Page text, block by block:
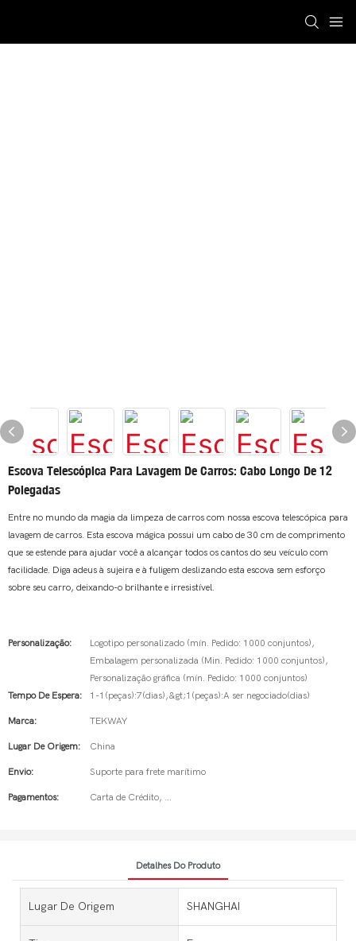
Escova Telescópica Para Lavagem De Carros: Cabo Longo De 12
Polegadas
Entre no mundo da magia da limpeza de carros com nossa escova telescópica para
lavagem de carros. Esta escova mágica possui um cabo de 30 cm de comprimento
que se estende para ajudar você a alcançar todos os cantos do seu veículo com
facilidade. Diga adeus à sujeira e à fuligem deslizando esta escova sem esforço
sobre seu carro, deixando-o brilhante e irresistível.
Personalização:
Logotipo personalizado (mín. Pedido: 1000 conjuntos),
Embalagem personalizada (Min. Pedido: 1000 conjuntos),
Personalização gráfica (mín. Pedido: 1000 conjuntos)
Tempo De Espera:
1-1(peças):7(dias),&gt;1(peças):A ser negociado(dias)
Marca: TEKWAY
Lugar De Origem: China
Envio: Suporte para frete marítimo
Pagamentos: Carta de Crédito, ...
Detalhes Do Produto
Lugar De Origem SHANGHAI